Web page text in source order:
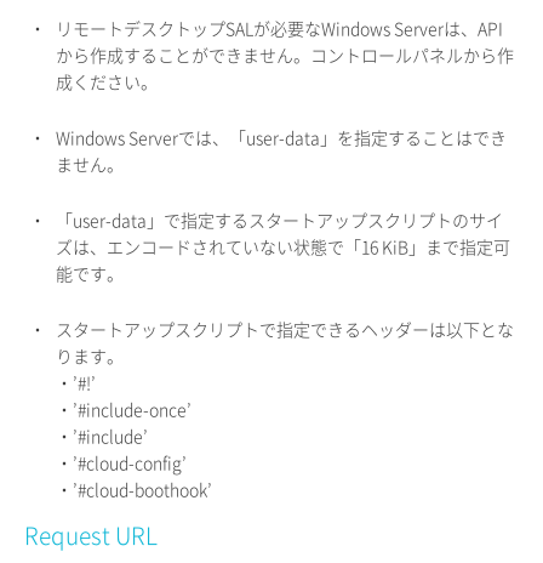
・
リモートデスクトップSALが必要なWindows Serverは、API
から作成することができません。コントロールパネルから作
成ください。
・
Windows Serverでは、「user-data」を指定することはでき
ません。
・
「user-data」で指定するスタートアップスクリプトのサイ
ズは、エンコードされていない状態で「16 KiB」まで指定可
能です。
・
スタートアップスクリプトで指定できるヘッダーは以下とな
ります。
・’#!’
・’#include-once’
・’#include’
・’#cloud-config’
・’#cloud-boothook’
Request URL